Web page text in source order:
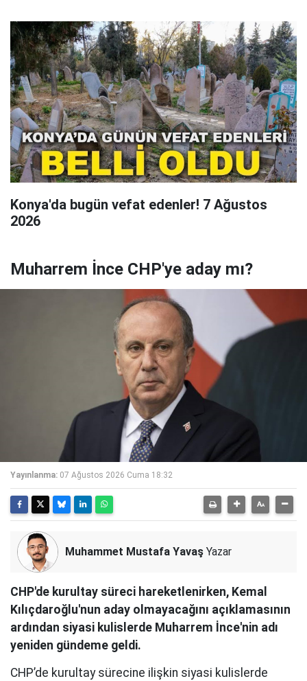
Konya'da bugün vefat edenler! 7 Ağustos
2026
Muharrem İnce CHP'ye aday mı?
Yayınlanma: 07 Ağustos 2026 Cuma 18:32
Muhammet Mustafa Yavaş Yazar
CHP'de kurultay süreci hareketlenirken, Kemal
Kılıçdaroğlu'nun aday olmayacağını açıklamasının
ardından siyasi kulislerde Muharrem İnce'nin adı
yeniden gündeme geldi.
CHP’de kurultay sürecine ilişkin siyasi kulislerde